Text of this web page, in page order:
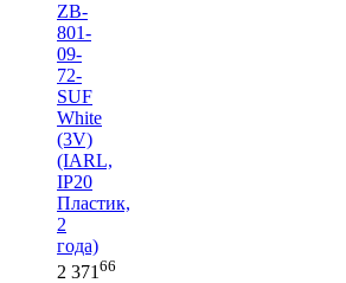
ZB-
801-
09-
72-
SUF
White
(3V)
(IARL,
IP20
Пластик,
2
года)
2 371 66